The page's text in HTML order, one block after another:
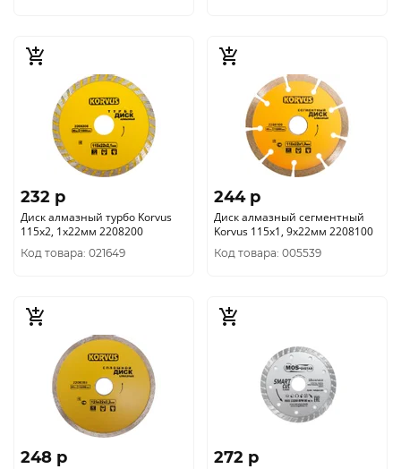
232 p
Диск алмазный турбо Korvus
115х2, 1х22мм 2208200
Код товара: 021649
244 p
Диск алмазный сегментный
Korvus 115х1, 9х22мм 2208100
Код товара: 005539
248 p 272 p